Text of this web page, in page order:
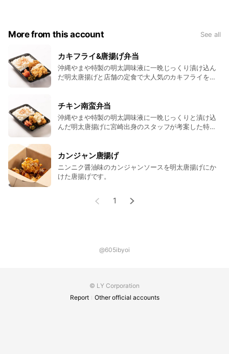
More from this account See all
カキフライ&唐揚げ弁当
沖縄やまや特製の明太調味液に一晩じっくり漬け込ん
だ明太唐揚げと店舗の定食で大人気のカキフライを一
飯が進むお弁当です。
チキン南蛮弁当
沖縄やまや特製の明太調味液に一晩じっくりと漬け込
んだ明太唐揚げに宮崎出身のスタッフが考案した特製
カンジャン唐揚げ
ニンニク醤油味のカンジャンソースを明太唐揚げにか
けた唐揚げです。
1
@605ibyoi
© LY Corporation
Report
Other official accounts